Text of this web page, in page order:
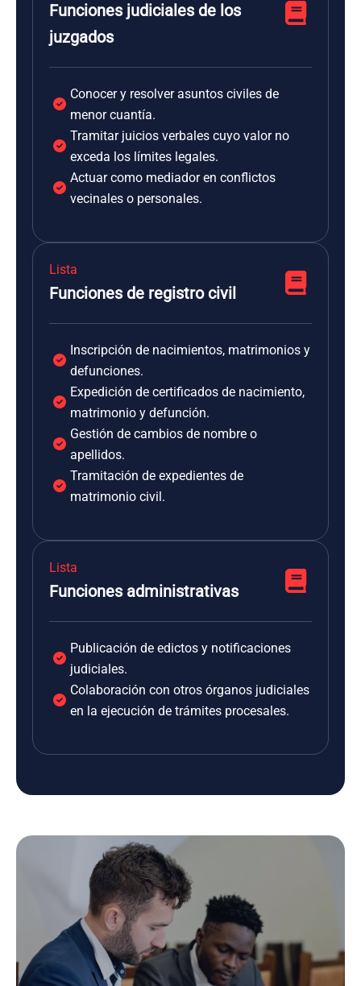
Funciones judiciales de los
juzgados
Conocer y resolver asuntos civiles de
menor cuantía.
Tramitar juicios verbales cuyo valor no
exceda los límites legales.
Actuar como mediador en conflictos
vecinales o personales.
Lista
Funciones de registro civil
Inscripción de nacimientos, matrimonios y
defunciones.
Expedición de certificados de nacimiento,
matrimonio y defunción.
Gestión de cambios de nombre o
apellidos.
Tramitación de expedientes de
matrimonio civil.
Lista
Funciones administrativas
Publicación de edictos y notificaciones
judiciales.
Colaboración con otros órganos judiciales
en la ejecución de trámites procesales.